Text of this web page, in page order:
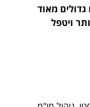
גדולים מאוד
ויטפל